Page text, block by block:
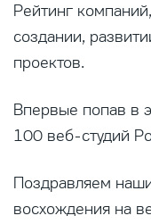
Рейтинг
создании,
проектов.
Впервые попав в
100 веб-студий
Поздравляем
восхождения на